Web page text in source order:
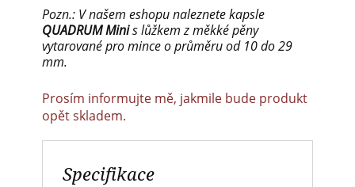
Pozn.: V našem eshopu naleznete kapsle
QUADRUMMinis lůžkem z měkké pěny
vytarované pro mince o průměru od 10 do 29
mm.
Prosím informujte mě, jakmile bude produkt
opět skladem.
Specifikace